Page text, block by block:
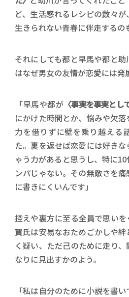
ど、生活感れるレシピの数々
生きられない青春に伴走するの
それにしても都と早馬や都と
はなぜ男女の友情が恋愛には発
「早馬や都が 〈事実を事実とし
にかけた時間とか、悩みや欠
力を借りずに壁を乗り越える
た。裏を返せば恋愛には好き
ゃう力があると思うし、特に
ンパじゃない。その無敵さを
に書きにくいんです」
控えや裏方に至る全員で思い
賀氏は安易なおためごかしや
く疑い、ただ己のために走り
なりに見出すかのよう。
「私は自分のために小説を書